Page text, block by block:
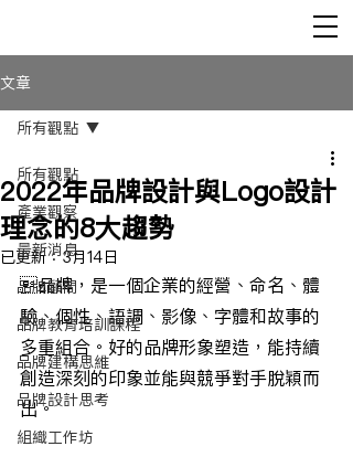
文章
所有觀點
產業觀察
最新消息
品牌顧問
品牌教育培訓課程
品牌建構思維
品牌設計思考
組織工作坊
所有觀點
2022年品牌設計與Logo設計
理念的8大趨勢
已更新：3月14日
品牌，是一個企業的經營、命名、體
驗、個性、語調、影像、字體和故事的
多重組合。好的品牌形象塑造，能持續
創造深刻的印象並能與競爭對手脫穎而
出。